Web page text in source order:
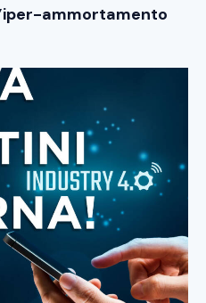
ammortamento